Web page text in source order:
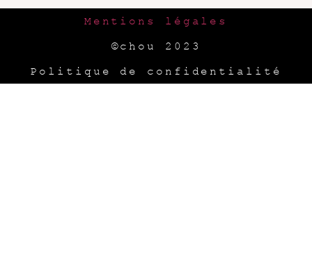
Mentions légales
©chou 2023
Politique de confidentialité